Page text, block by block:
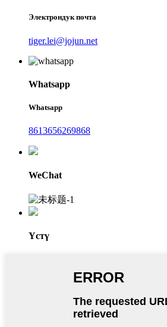
Электрондук почта
tiger.lei@jojun.net
Whatsapp
Whatsapp
8613656269868
WeChat
Үстү